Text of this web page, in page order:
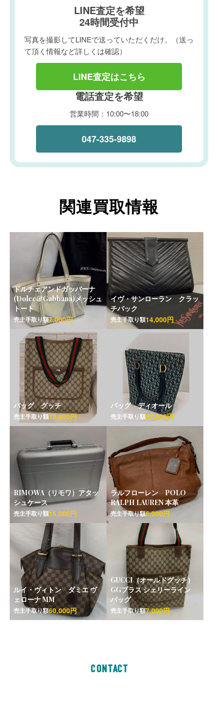
LINE査定を希望
24時間受付中
写真を撮影してLINEで送っていただくだけ。（送っ
て頂く情報など詳しくは確認）
LINE査定はこちら
電話査定を希望
営業時間：10:00〜18:00
047-335-9898
関連買取情報
ドルチェアンドガッバーナ
(Dolce&Gabbana)メッシュ
トート
売主手取り額7,000円
イヴ・サンローラン クラッ
チバック
売主手取り額14,000円
バッグ グッチ
売主手取り額12,600円
バッグ ディオール
売主手取り額27,000円
RIMOWA（リモワ）アタッ
シュケース
売主手取り額15,000円
ラルフローレン POLO
RALPH LAUREN 本革
売主手取り額5,000円
ルイ・ヴィトン ダミエ ヴ
ェローナ MM
売主手取り額60,000円
GUCCI（オールドグッチ）
GGプラス シェリーライン
バッグ
売主手取り額7,000円
CONTACT